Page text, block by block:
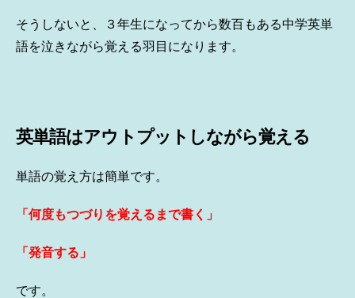
そうしないと、３年生になってから数百もある中学英単
語を泣きながら覚える羽目になります。
英単語はアウトプットしながら覚える
単語の覚え方は簡単です。
「何度もつづりを覚えるまで書く」
「発音する」
です。